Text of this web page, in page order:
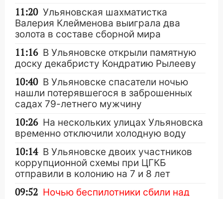
11:20 Ульяновская шахматистка
Валерия Клейменова выиграла два
золота в составе сборной мира
11:16 В Ульяновске открыли памятную
доску декабристу Кондратию Рылееву
10:40 В Ульяновске спасатели ночью
нашли потерявшегося в заброшенных
садах 79-летнего мужчину
10:26 На нескольких улицах Ульяновска
временно отключили холодную воду
10:14 В Ульяновске двоих участников
коррупционной схемы при ЦГКБ
отправили в колонию на 7 и 8 лет
09:52 Ночью беспилотники сбили над